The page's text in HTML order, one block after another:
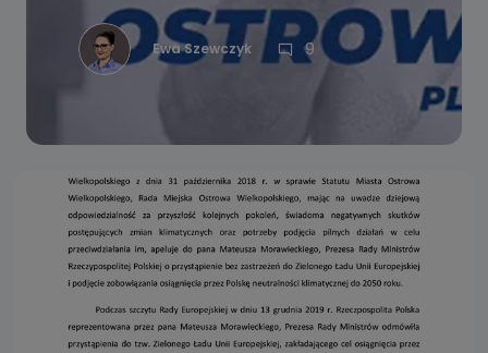
Ewa Szewczyk 9